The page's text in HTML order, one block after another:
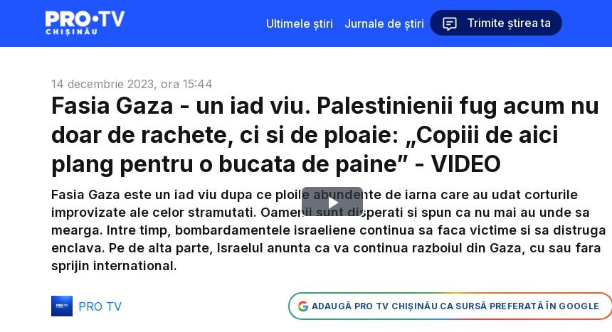
Ultimele știri Jurnale de știri Trimite știrea ta
14 decembrie 2023, ora 15:44
Fasia Gaza - un iad viu. Palestinienii fug acum nu
doar de rachete, ci si de ploaie: „Copiii de aici
plang pentru o bucata de paine” - VIDEO
Play
Video
Fasia Gaza este un iad viu dupa ce ploile abundente de iarna care au udat corturile
improvizate ale celor stramutati. Oamenii sunt disperati si spun ca nu mai au unde sa
mearga. Intre timp, bombardamentele israeliene continua sa faca victime si sa distruga
enclava. Pe de alta parte, Israelul anunta ca va continua razboiul din Gaza, cu sau fara
sprijin international.
PRO TV ADAUGĂ PRO TV CHIȘINĂU CA SURSĂ PREFERATĂ ÎN GOOGLE